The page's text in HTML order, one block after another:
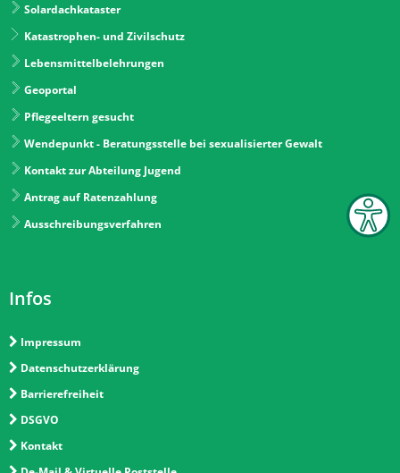
Solardachkataster
Katastrophen- und Zivilschutz
Lebensmittelbelehrungen
Geoportal
Pflegeeltern gesucht
Wendepunkt - Beratungsstelle bei sexualisierter Gewalt
Kontakt zur Abteilung Jugend
Antrag auf Ratenzahlung
Ausschreibungsverfahren
Infos
Impressum
Datenschutzerklärung
Barrierefreiheit
DSGVO
Kontakt